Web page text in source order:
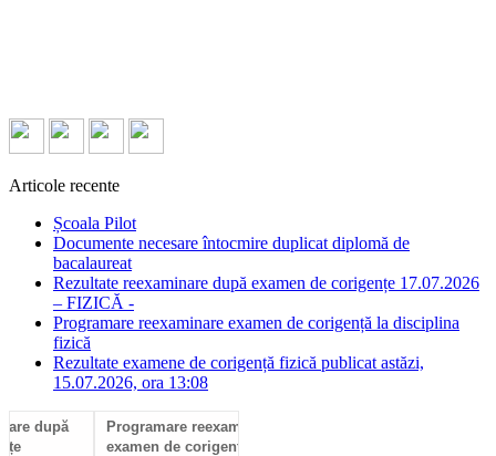
Articole recente
Școala Pilot
Documente necesare întocmire duplicat diplomă de
bacalaureat
Rezultate reexaminare după examen de corigențe 17.07.2026
– FIZICĂ -
Programare reexaminare examen de corigență la disciplina
fizică
Rezultate examene de corigență fizică publicat astăzi,
15.07.2026, ora 13:08
Programare reexaminare
examen de corigență la